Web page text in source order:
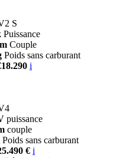
S
Puissance
Couple
Poids sans carburant
i
puissance
couple
Poids sans carburant
€ i